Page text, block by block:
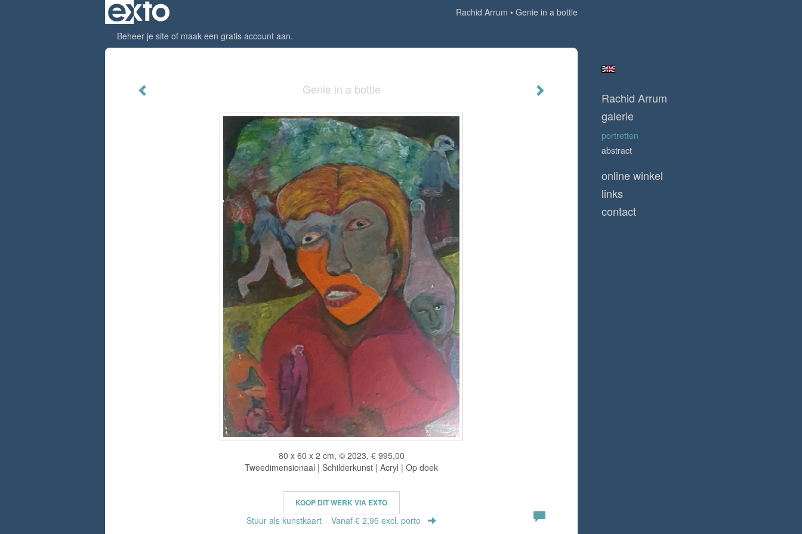
Rachid Arrum
Genie in a bottle
Beheer je site of maak een gratis account aan.
Genie in a bottle
80 x 60 x 2 cm, © 2023, € 995,00
Tweedimensionaal | Schilderkunst | Acryl | Op doek
KOOP DIT WERK VIA EXTO
Stuur als kunstkaart Vanaf € 2,95 excl. porto
Rachid Arrum
galerie
portretten
abstract
online winkel
links
contact